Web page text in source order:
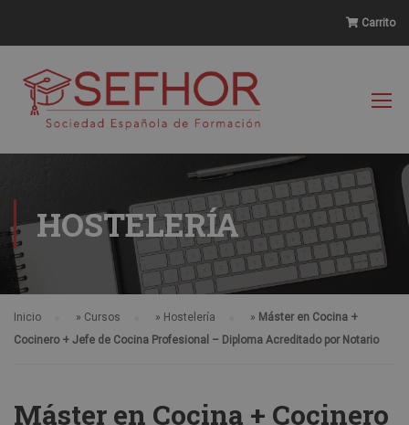
Carrito
HOSTELERÍA
Inicio » Cursos » Hostelería » Máster en Cocina +
Cocinero + Jefe de Cocina Profesional – Diploma Acreditado por Notario
Máster en Cocina + Cocinero